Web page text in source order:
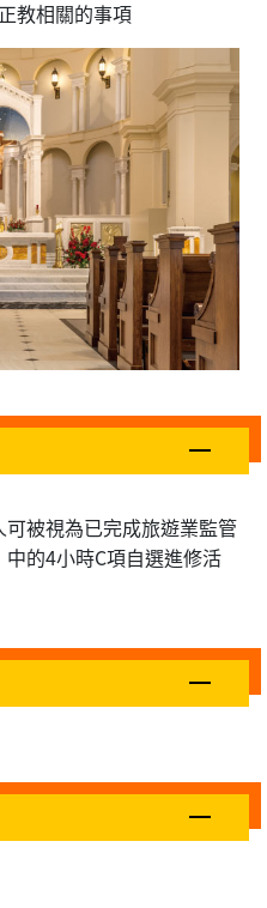
教相關的事項
被視為已完成旅遊業監管
的4小時C項自選進修活